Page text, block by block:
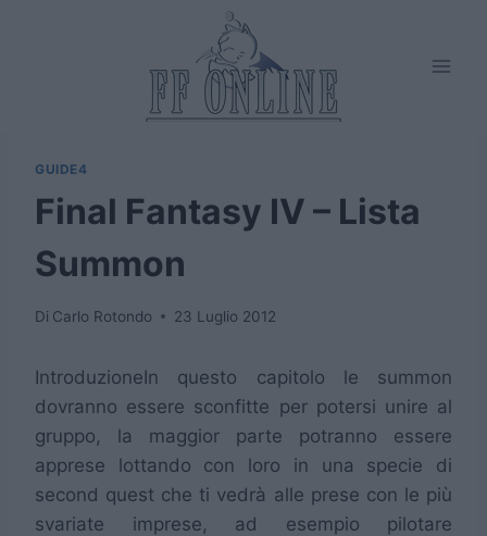
GUIDE4
Final Fantasy IV – Lista
Summon
Di Carlo Rotondo 23 Luglio 2012
IntroduzioneIn questo capitolo le summon
dovranno essere sconfitte per potersi unire al
gruppo, la maggior parte potranno essere
apprese lottando con loro in una specie di
second quest che ti vedrà alle prese con le più
svariate imprese, ad esempio pilotare